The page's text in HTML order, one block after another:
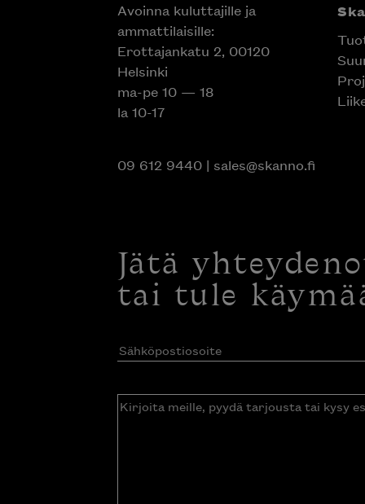
Avoinna kuluttajille ja
ammattilaisille:
Erottajankatu 2, 00120
Helsinki
ma-pe 10 — 18
la 10-17
09 612 9440| sales@skanno.fi
Jätä
tai tule
Sähköpostiosoite(Pakollinen)
Kirjoita